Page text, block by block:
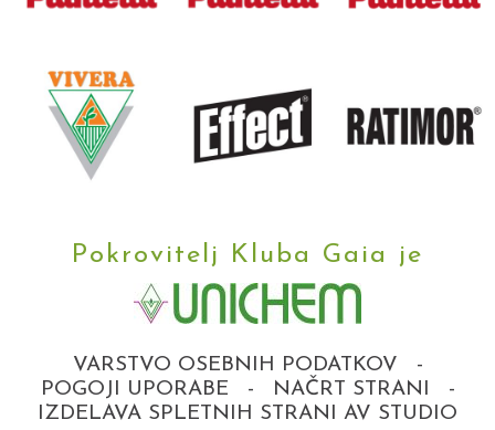
Pokrovitelj Kluba Gaia je
VARSTVO OSEBNIH PODATKOV
-
POGOJI UPORABE
- NAČRT STRANI
-
IZDELAVA SPLETNIH STRANI AV STUDIO